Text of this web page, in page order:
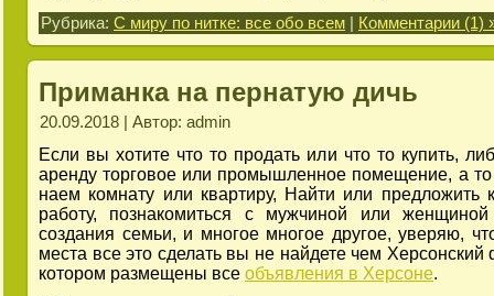
Рубрика: С миру по нитке: все обо всем Комментарии (1)
Приманка на пернатую дичь
20.09.2018 | Автор: admin
Если вы хотите что то продать или что то купить,
аренду торговое или промышленное помещение, а то
наем комнату или квартиру, Найти или предложить
работу, познакомиться с мужчиной или
создания семьи, и многое многое другое, уверяю,
места все это сделать вы не найдете чем
котором размещены все объявления в Херсоне.